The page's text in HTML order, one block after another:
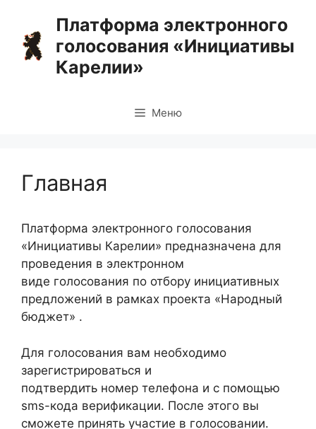
содержимому
Платформа электронного
голосования «Инициативы
Карелии»
Меню
Главная
Платформа электронного голосования
«Инициативы Карелии» предназначена для
проведения в электронном
виде голосования по отбору инициативных
предложений в рамках проекта «Народный
бюджет» .
Для голосования вам необходимо
зарегистрироваться и
подтвердить номер телефона и с помощью
sms-кода верификации. После этого вы
сможете принять участие в голосовании.